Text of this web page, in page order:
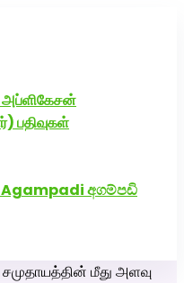
அப்ளிகேசன்
பதிவுகள்
Agampadi අගම්පඩි
மீது அளவு
அகமுடையார்மேட்ரி-